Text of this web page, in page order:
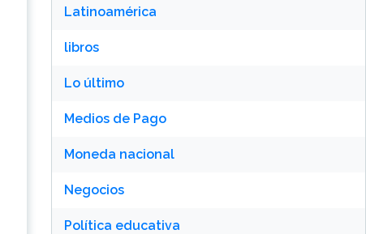
Latinoamérica
libros
Lo último
Medios de Pago
Moneda nacional
Negocios
Política educativa